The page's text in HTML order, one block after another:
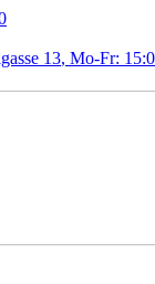
13, Mo-Fr: